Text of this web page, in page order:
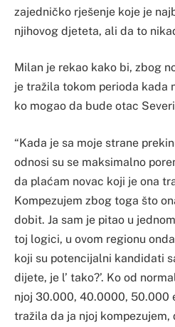
zajedničko rješenje koje je
njihovog djeteta, ali da to
Milan je rekao kako bi, zbog
je tražila tokom perioda kada
ko mogao da bude otac
“Kada je sa moje strane
odnosi su se maksimalno
da plaćam novac koji je ona
Kompezujem zbog toga što
dobit. Ja sam je pitao u
toj logici, u ovom regionu
koji su potencijalni kandidati
dijete, je l’ tako?’. Ko od
njoj 30.000, 40.0000, 50.000
tražila da ja njoj